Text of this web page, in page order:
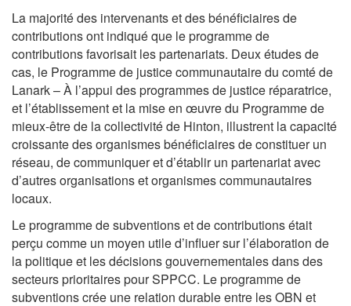
La majorité des intervenants et des bénéficiaires de
contributions ont indiqué que le programme de
contributions favorisait les partenariats. Deux études de
cas, le Programme de justice communautaire du comté de
Lanark – À l’appui des programmes de justice réparatrice,
et l’établissement et la mise en œuvre du Programme de
mieux-être de la collectivité de Hinton, illustrent la capacité
croissante des organismes bénéficiaires de constituer un
réseau, de communiquer et d’établir un partenariat avec
d’autres organisations et organismes communautaires
locaux.
Le programme de subventions et de contributions était
perçu comme un moyen utile d’influer sur l’élaboration de
la politique et les décisions gouvernementales dans des
secteurs prioritaires pour SPPCC. Le programme de
subventions crée une relation durable entre les OBN et